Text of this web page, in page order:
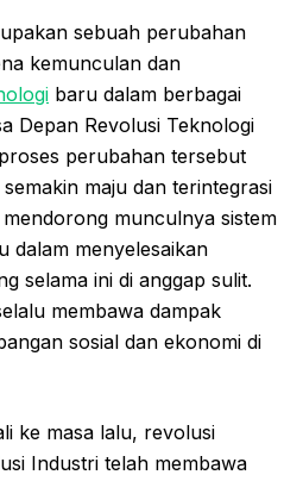
sebuah perubahan
kemunculan dan
baru dalam berbagai
Depan Revolusi Teknologi
perubahan tersebut
maju dan terintegrasi
munculnya sistem
dalam menyelesaikan
selama ini di anggap sulit.
membawa dampak
sosial dan ekonomi di
ke masa lalu, revolusi
Industri telah membawa